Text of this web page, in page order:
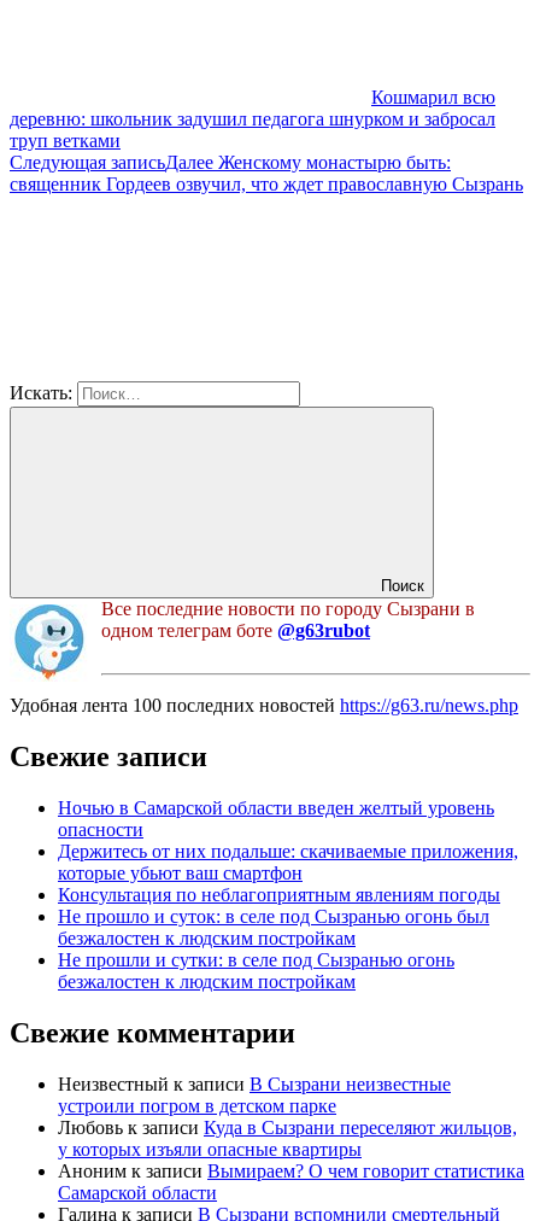
Кошмарил всю
деревню: школьник задушил педагога шнурком и забросал
труп ветками
Следующая записьДалее Женскому монастырю быть:
священник Гордеев озвучил, что ждет православную Сызрань
Искать:
Поиск
Все последние новости по городу Сызрани в
одном телеграм боте @g63rubot
Удобная лента 100 последних новостей https://g63.ru/news.php
Свежие записи
Ночью в Самарской области введен желтый уровень
опасности
Держитесь от них подальше: скачиваемые приложения,
которые убьют ваш смартфон
Консультация по неблагоприятным явлениям погоды
Не прошло и суток: в селе под Сызранью огонь был
безжалостен к людским постройкам
Не прошли и сутки: в селе под Сызранью огонь
безжалостен к людским постройкам
Свежие комментарии
Неизвестный к записи В Сызрани неизвестные
устроили погром в детском парке
Любовь к записи Куда в Сызрани переселяют жильцов,
у которых изъяли опасные квартиры
Аноним к записи Вымираем? О чем говорит статистика
Самарской области
Галина к записи В Сызрани вспомнили смертельный